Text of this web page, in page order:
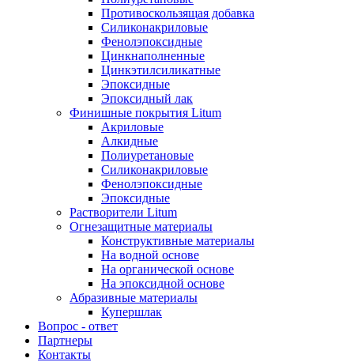
Противоскользящая добавка
Силиконакриловые
Фенолэпоксидные
Цинкнаполненные
Цинкэтилсиликатные
Эпоксидные
Эпоксидный лак
Финишные покрытия Litum
Акриловые
Алкидные
Полиуретановые
Силиконакриловые
Фенолэпоксидные
Эпоксидные
Растворители Litum
Огнезащитные материалы
Конструктивные материалы
На водной основе
На органической основе
На эпоксидной основе
Абразивные материалы
Купершлак
Вопрос - ответ
Партнеры
Контакты